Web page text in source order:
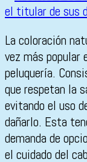
La coloración
vez más popular
peluquería.
que respetan la
evitando el uso
dañarlo. Esta
demanda de
el cuidado del